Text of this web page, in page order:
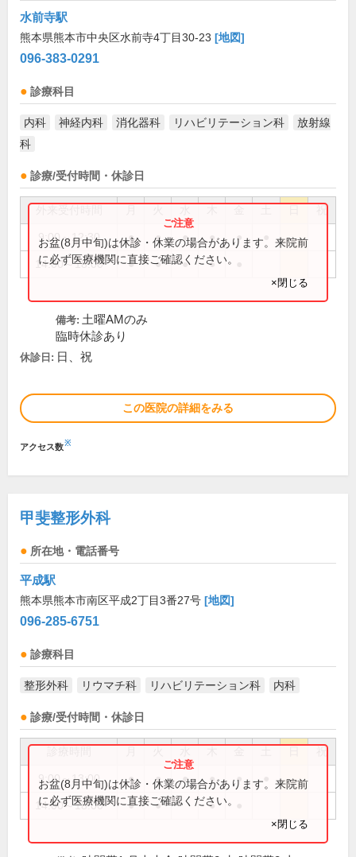
水前寺駅
熊本県熊本市中央区水前寺4丁目30-23 [地図]
096-383-0291
診療科目
内科 神経内科 消化器科 リハビリテーション科
放射線
科
診療/受付時間・休診日
祝
9:00～12:30 ● ● ● ● ●
14:00～18:00 ● ● ● ●
お盆(8月中旬)は休診・休業の場合があります。来院前
に必ず医療機関に直接ご確認ください。
×閉じる
備考: 土曜AMのみ
臨時休診あり
休診日: 日、祝
この医院の詳細をみる
アクセス数※
甲斐整形外科
所在地・電話番号
平成駅
熊本県熊本市南区平成2丁目3番27号 [地図]
096-285-6751
診療科目
整形外科 リウマチ科 リハビリテーション科 内科
診療/受付時間・休診日
祝
9:00～13:00 ● ● ● ● ●
14:00～18:00 ● ● ●
お盆(8月中旬)は休診・休業の場合があります。来院前
に必ず医療機関に直接ご確認ください。
×閉じる